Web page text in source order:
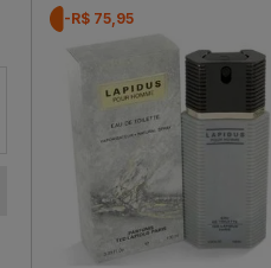
-R$ 75,95